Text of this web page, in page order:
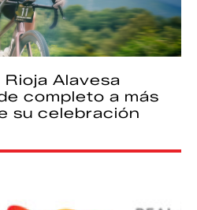
Alavesa
completo a más
su celebración